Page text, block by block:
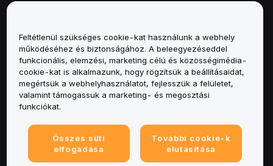
Szolgáltatások
Támogatás
Termékek
Feltétlenül szükséges cookie-kat használunk a webhely
működéséhez és biztonságához. A beleegyezéseddel
funkcionális, elemzési, marketing célú és közösségimédia-
cookie-kat is alkalmazunk, hogy rögzítsük a beállításaidat,
megértsük a webhelyhasználatot, fejlesszük a felületet,
valamint támogassuk a marketing- és megosztási
funkciókat.
Összes süti
elfogadása
További cookie-k
elutasítása